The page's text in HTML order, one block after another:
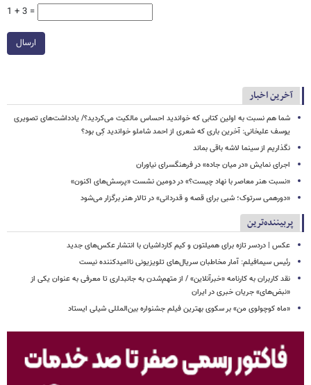
1 + 3 =
ارسال
آخرین اخبار
شما هم نسبت به اولین کتابی که خواندید احساس مالکیت می‌کردید؟/ یادداشت‌های تصویری
یوسف علیخانی: آخرین باری که شعری از احمد شاملو خواندید کِی بود؟
نگذاریم از سینما لاشه باقی بماند
اجرای نمایش «در میان جاده» در فرهنگسرای نیاوران
«نسبت هنر معاصر با نهاد چیست؟» در دومین نشست «پرسش‌های اکنون»
«دورهمی سرتوک؛ شبی برای قصه و قدردانی» در تالار هنر برگزار می‌شود
پربیننده‌ترین
عکس | دردسر تازه برای همیلتون و کیم کارداشیان با انتشار عکس‌های جدید
رئیس سیمافیلم: آمار مخاطبان سریال‌های تلویزیونی ناامیدکننده نیست
نقد کاربران به کارنامه «خبرآنلاین» / از متهم‌شدن به جانبداری تا معرفی به عنوان یکی از
«نبض‌های» جریان خبری در ایران
«ماه کوچولوی من» بر سکوی بهترین فیلم جشنواره بین‌المللی شیلی ایستاد